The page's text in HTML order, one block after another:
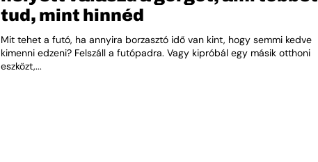
tud, mint hinnéd
Mit tehet a futó, ha annyira borzasztó idő van kint, hogy semmi kedve
kimenni edzeni? Felszáll a futópadra. Vagy kipróbál egy másik otthoni
eszközt,...